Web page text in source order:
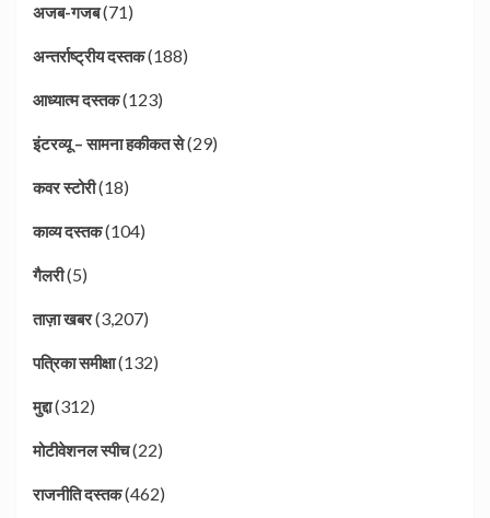
अजब-गजब(71)
अन्तर्राष्ट्रीय दस्तक(188)
आध्यात्म दस्तक(123)
इंटरव्यू – सामना हकीकत से(29)
कवर स्टोरी(18)
काव्य दस्तक(104)
गैलरी(5)
ताज़ा खबर(3,207)
पत्रिका समीक्षा(132)
मुद्दा(312)
मोटीवेशनल स्पीच(22)
राजनीति दस्तक(462)